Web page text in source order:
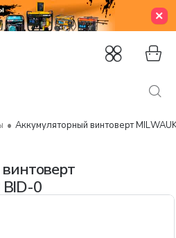
BID-0
Аккумуляторный винтоверт